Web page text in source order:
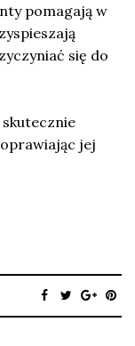
pomagają w
się do
skutecznie
jej